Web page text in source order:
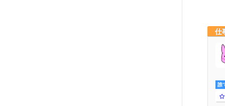
仕
誰